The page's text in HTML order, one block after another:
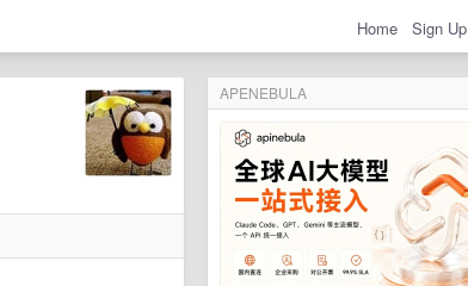
Home Sign Up
APENEBULA